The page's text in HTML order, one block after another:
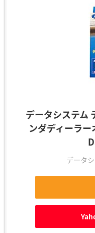
データシステム
ンダディーラ
データ